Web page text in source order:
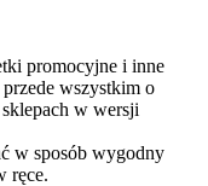
promocyjne i inne
wszystkim o
w wersji
w sposób wygodny
ręce.